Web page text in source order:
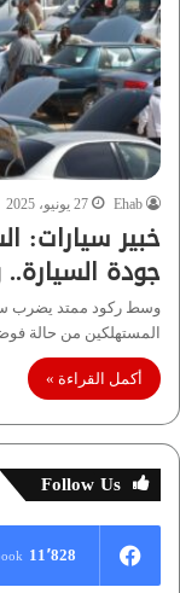
Ehab 27 يونيو، 2025
خبير سيارات:
جودة
وسط ركود ممتد يضرب
المستهلكين من حالة
أكمل القراءة »
Follow Us
11٬828